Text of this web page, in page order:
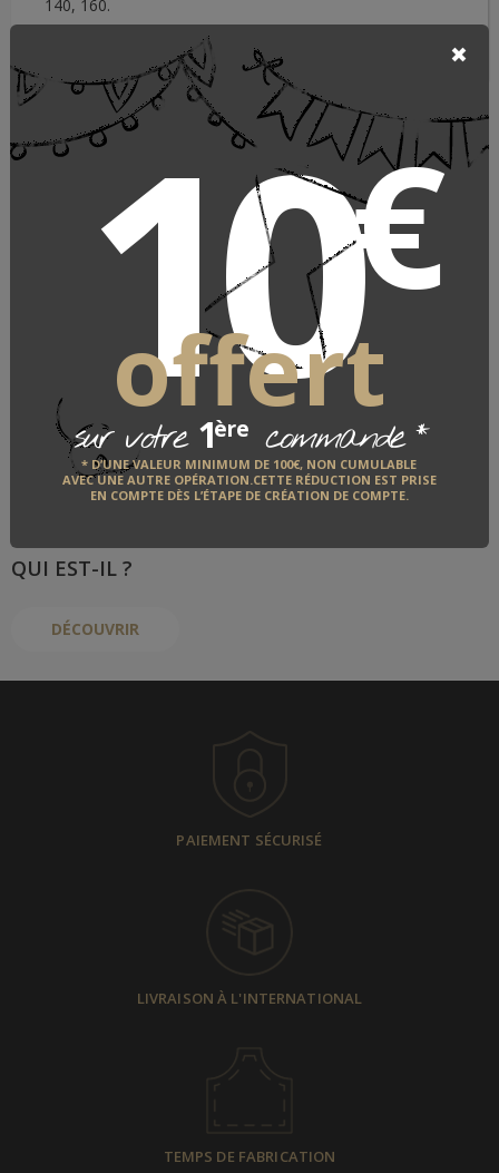
10€
offert
sur votre 1ère commande*
* D’UNE VALEUR MINIMUM DE 100€, NON CUMULABLE
AVEC UNE AUTRE OPÉRATION.CETTE RÉDUCTION EST PRISE
EN COMPTE DÈS L’ÉTAPE DE CRÉATION DE COMPTE.
140, 160.
Plaids & couvertures laine
ROBIN MARIETON
QUI EST-IL ?
DÉCOUVRIR
PAIEMENT SÉCURISÉ
LIVRAISON À L'INTERNATIONAL
TEMPS DE FABRICATION